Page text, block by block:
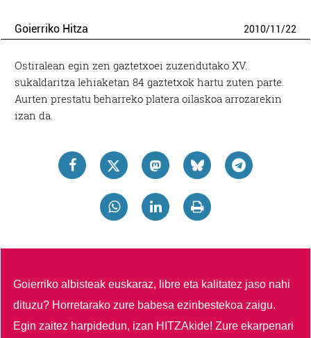
Goierriko Hitza 2010/11/22
Ostiralean egin zen gaztetxoei zuzendutako XV.
sukaldaritza lehiaketan 84 gaztetxok hartu zuten parte.
Aurten prestatu beharreko platera oilaskoa arrozarekin
izan da.
Goierriko albisteak euskaraz, libre eta kalitatez jaso nahi
dituzu? Horretarako zure babesa ezinbestekoa zaigu.
Egin zaitez harpidedun, izan HITZAkide!Zure ekarpenari